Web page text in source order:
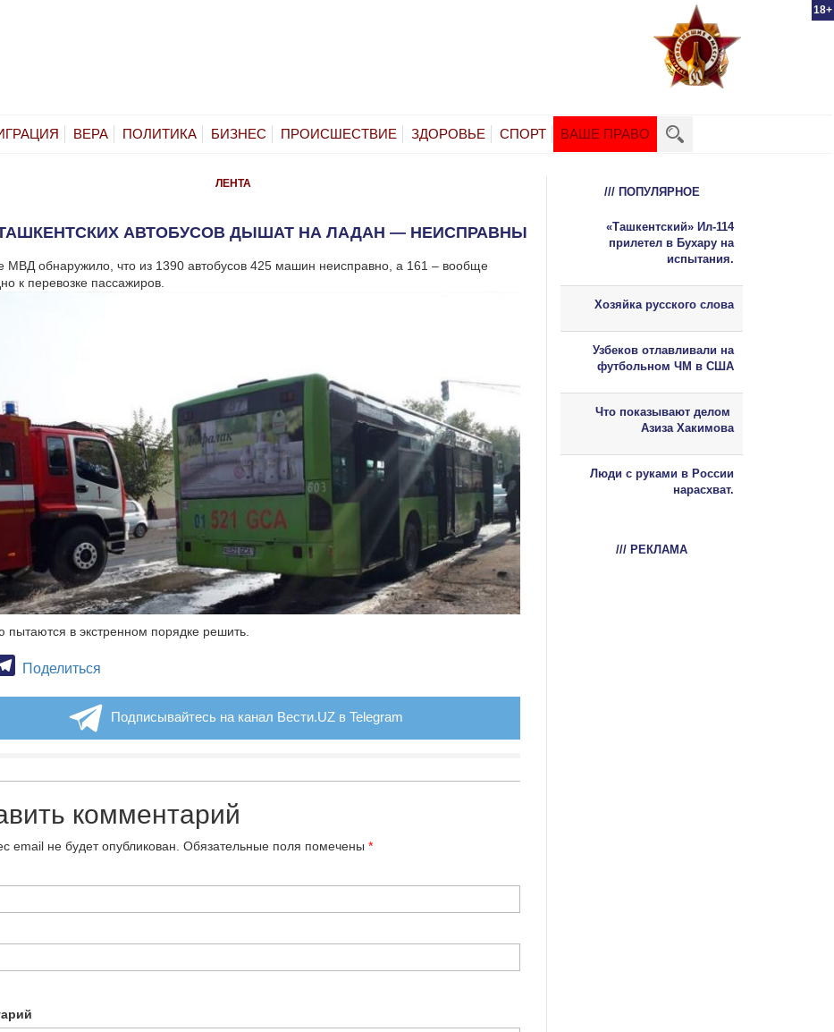
18+
ВЕРА ПОЛИТИКА БИЗНЕС ПРОИСШЕСТВИЕ ЗДОРОВЬЕ СПОРТ ВАШЕ ПРАВО
ЛЕНТА
АВТОБУСОВ ДЫШАТ НА ЛАДАН — НЕИСПРАВНЫ
МВД обнаружило, что из 1390 автобусов 425 машин неисправно, а 161 – вообще
к перевозке пассажиров.
пытаются в экстренном порядке решить.
Telegram
Поделиться
Подписывайтесь на канал Вести.UZ в Telegram
комментарий
email не будет опубликован. Обязательные поля помечены *
/// ПОПУЛЯРНОЕ
«Ташкентский» Ил-114
прилетел в Бухару на
испытания.
Хозяйка русского слова
Узбеков отлавливали на
футбольном ЧМ в США
Что показывают делом
Азиза Хакимова
Люди с руками в России
нарасхват.
/// РЕКЛАМА